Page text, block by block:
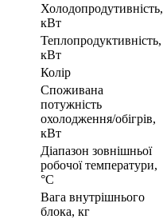
Холодопродутивність,
кВт
Теплопродуктивність,
кВт
Колір
Споживана
потужність
охолодження/обігрів,
кВт
Діапазон зовнішньої
робочої температури,
°С
Вага внутрішнього
блока, кг